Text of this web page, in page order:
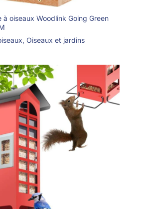
à oiseaux Woodlink Going Green
, Oiseaux et jardins